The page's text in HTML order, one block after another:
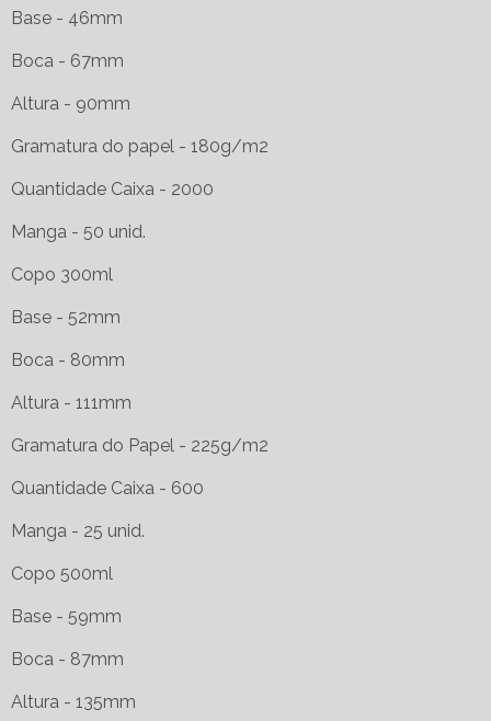
Base - 46mm
Boca - 67mm
Altura - 90mm
Gramatura do papel - 180g/m2
Quantidade Caixa - 2000
Manga - 50 unid.
Copo 300ml
Base - 52mm
Boca - 80mm
Altura - 111mm
Gramatura do Papel - 225g/m2
Quantidade Caixa - 600
Manga - 25 unid.
Copo 500ml
Base - 59mm
Boca - 87mm
Altura - 135mm